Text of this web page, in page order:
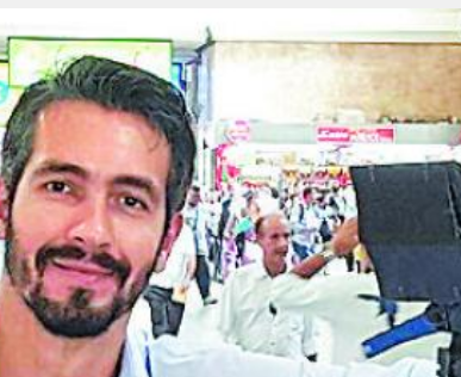
エンターテイメント
グルメ
トラベル
サッカー
PEOPLE
ビジネス